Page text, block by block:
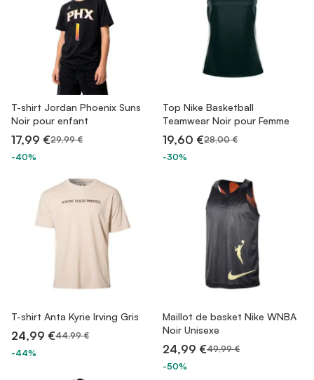
T-shirt Jordan Phoenix Suns
Noir pour enfant
17,99 €29,99 €
-40%
Top Nike Basketball
Teamwear Noir pour Femme
19,60 €28,00 €
-30%
T-shirt Anta Kyrie Irving Gris
24,99 €44,99 €
-44%
Maillot de basket Nike WNBA
Noir Unisexe
24,99 €49,99 €
-50%